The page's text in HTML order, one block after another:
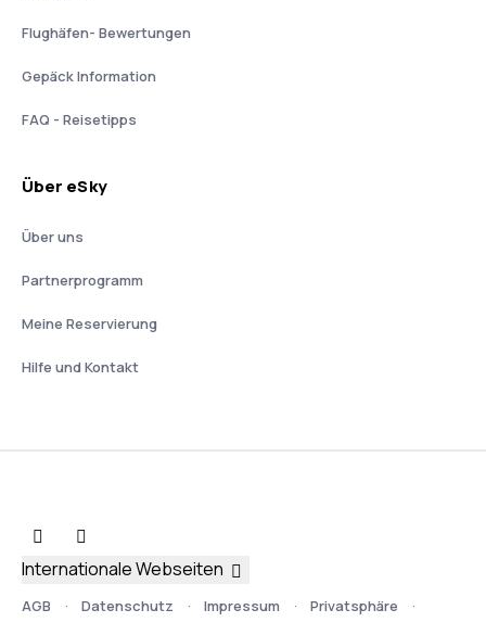
Flughäfen- Bewertungen
Gepäck Information
FAQ - Reisetipps
Über eSky
Über uns
Partnerprogramm
Meine Reservierung
Hilfe und Kontakt
AGB Datenschutz Impressum Privatsphäre
Internationale Webseiten